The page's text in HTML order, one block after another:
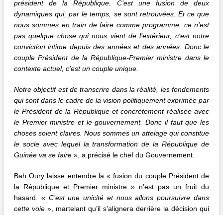
président de la République.
C’est une fusion de deux
dynamiques qui, par le temps, se sont retrouvées. Et ce que
nous sommes en train de faire comme programme, ce n’est
pas quelque chose qui nous vient de l’extérieur, c‘est notre
conviction intime depuis des années et des années. Donc le
couple Président de la République-Premier ministre dans le
contexte actuel, c’est un couple unique.
Notre objectif est de transcrire dans la réalité les fondements
qui sont dans le cadre de la vision politiquement exprimée par
le Président de la République et concrètement réalisée avec
le Premier ministre et le gouvernement. Donc il faut que les
choses soient claires. Nous sommes un attelage qui constitue
le socleavec lequel la transformation de la République de
Guinée va se faire », a précisé le chef du Gouvernement.
Bah Oury laisse entendre la « fusion du couple Président de
la République et Premier ministre » n’est pas un fruit du
hasard. « C’est une unicité et nous allons poursuivre dans
cette voie », martelant qu’il s’alignera derrière la décision qui